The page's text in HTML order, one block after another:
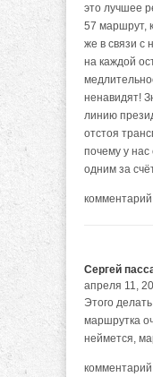
это лучшее
57 маршрут,
же в связи с
на каждой
ненавидят!
линию
отстоя
почему у
одним за
комментарий
Сергей
апреля 11,
Этого
маршрутка
неймется,
комментарий